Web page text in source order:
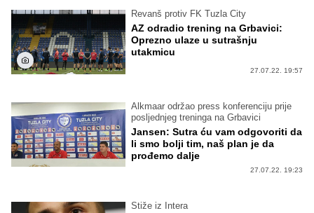
Revanš protiv FK Tuzla City
AZ odradio trening na Grbavici:
Oprezno ulaze u sutrašnju
utakmicu
27.07.22. 19:57
Alkmaar održao press konferenciju prije
posljednjeg treninga na Grbavici
Jansen: Sutra ću vam odgovoriti da
li smo bolji tim, naš plan je da
prođemo dalje
27.07.22. 19:23
Stiže iz Intera